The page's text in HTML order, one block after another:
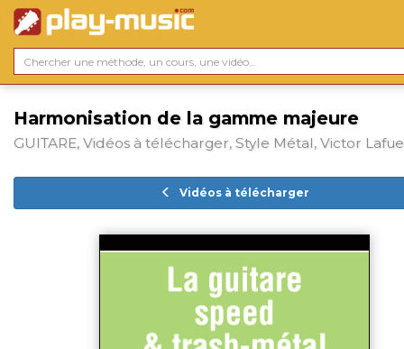
Harmonisation de la gamme majeure
GUITARE, Vidéos à télécharger, Style Métal, Victor
Vidéos à télécharger